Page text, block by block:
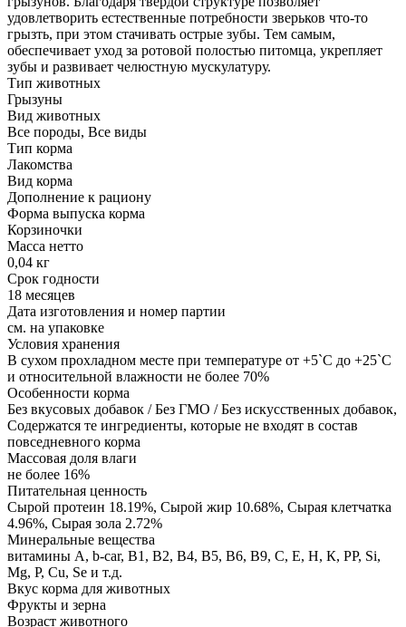
удовлетворить естественные потребности зверьков что-то
грызть, при этом стачивать острые зубы. Тем самым,
обеспечивает уход за ротовой полостью питомца, укрепляет
зубы и развивает челюстную мускулатуру.
Тип животных
Грызуны
Вид животных
Все породы, Все виды
Тип корма
Лакомства
Вид корма
Дополнение к рациону
Форма выпуска корма
Корзиночки
Масса нетто
0,04 кг
Срок годности
18 месяцев
Дата изготовления и номер партии
см. на упаковке
Условия хранения
В сухом прохладном месте при температуре от +5`С до +25`С
и относительной влажности не более 70%
Особенности корма
Без вкусовых добавок / Без ГМО / Без искусственных добавок,
Содержатся те ингредиенты, которые не входят в состав
повседневного корма
Массовая доля влаги
не более 16%
Питательная ценность
Сырой протеин 18.19%, Сырой жир 10.68%, Сырая клетчатка
4.96%, Сырая зола 2.72%
Минеральные вещества
витамины А, b-car, В1, В2, В4, В5, В6, В9, С, Е, Н, К, РР, Si,
Mg, Р, Cu, Se и т.д.
Вкус корма для животных
Фрукты и зерна
Возраст животного